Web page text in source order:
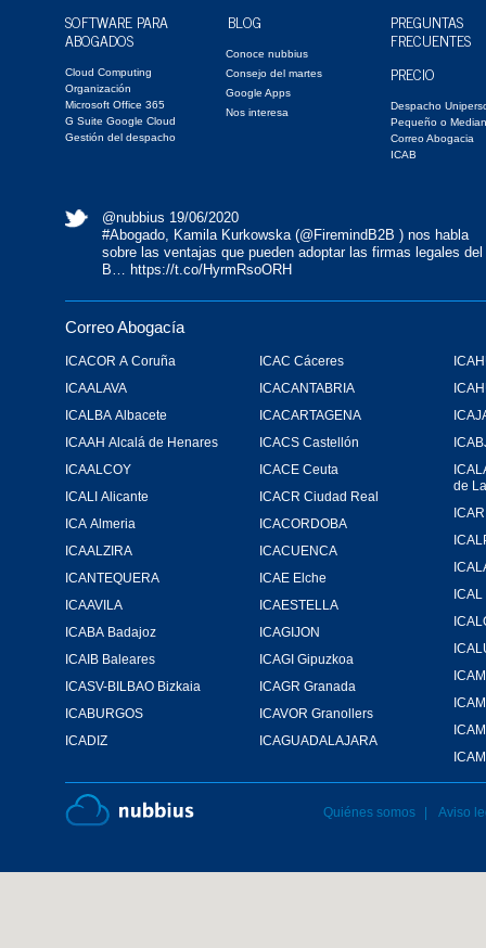
SOFTWARE PARA
ABOGADOS
Cloud Computing
Organización
Microsoft Office 365
G Suite Google Cloud
Gestión del despacho
BLOG
Conoce nubbius
Consejo del martes
Google Apps
Nos interesa
PREGUNTAS
FRECUENTES
PRECIO
Despacho
Pequeño o
Correo Abogacia
ICAB
@nubbius 19/06/2020
#Abogado, Kamila Kurkowska (@FiremindB2B ) nos habla
sobre las ventajas que pueden adoptar las firmas legales del
B… https://t.co/HyrmRsoORH
Correo Abogacía
ICACOR A Coruña
ICAALAVA
ICALBA Albacete
ICAAH Alcalá de Henares
ICAALCOY
ICALI Alicante
ICA Almeria
ICAALZIRA
ICANTEQUERA
ICAAVILA
ICABA Badajoz
ICAIB Baleares
ICASV-BILBAO Bizkaia
ICABURGOS
ICADIZ
ICAC Cáceres
ICACANTABRIA
ICACARTAGENA
ICACS Castellón
ICACE Ceuta
ICACR Ciudad Real
ICACORDOBA
ICACUENCA
ICAE Elche
ICAESTELLA
ICAGIJON
ICAGI Gipuzkoa
ICAGR Granada
ICAVOR Granollers
ICAGUADALAJARA
de
Aviso
Quiénes somos